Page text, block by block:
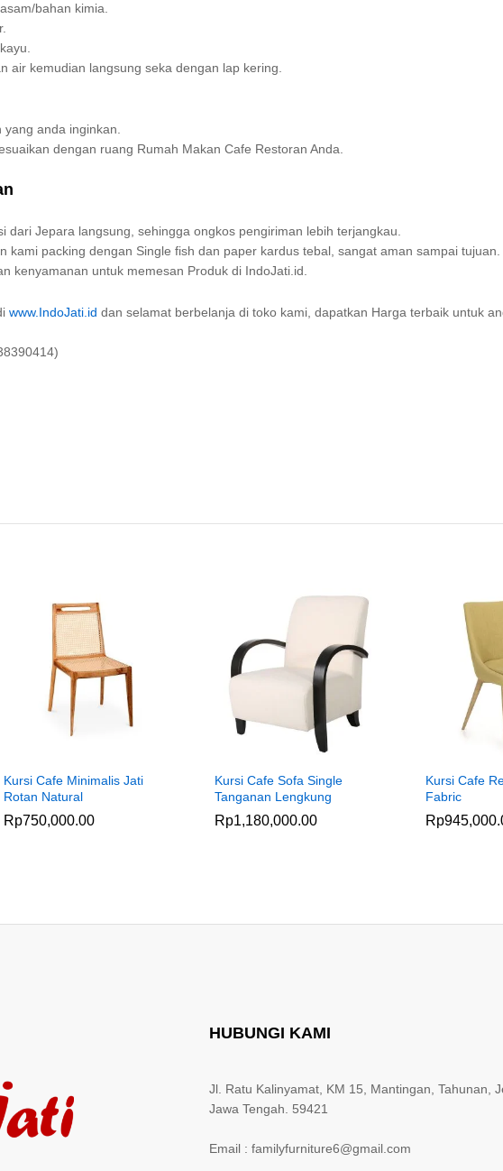
bahan kimia.
air kemudian langsung seka dengan lap kering.
anda inginkan.
dengan ruang Rumah Makan Cafe Restoran Anda.
dari Jepara langsung, sehingga ongkos pengiriman lebih terjangkau.
kami packing dengan Single fish dan paper kardus tebal, sangat aman sampai tujuan.
kenyamanan untuk memesan Produk di IndoJati.id.
www.IndoJati.id dan selamat berbelanja di toko kami, dapatkan Harga terbaik untuk
Kursi Cafe Minimalis Jati
Rotan Natural
Rp750,000.00
Kursi Cafe Sofa Single
Tanganan Lengkung
Rp1,180,000.00
Kursi Cafe
Fabric
Rp
HUBUNGI KAMI
Jl. Ratu Kalinyamat, KM 15, Mantingan, Tahunan,
Jawa Tengah. 59421
Email : familyfurniture6@gmail.com